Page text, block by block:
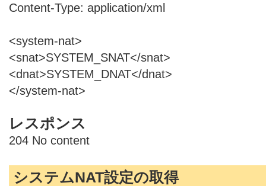
Content-Type: application/xml
<system-nat>
<snat>SYSTEM_SNAT</snat>
<dnat>SYSTEM_DNAT</dnat>
</system-nat>
レスポンス
204 No content
システムNAT設定の取得